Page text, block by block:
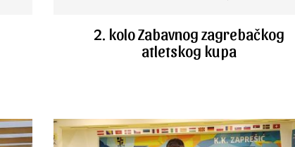
2. kolo Zabavnog zagrebačkog
atletskog kupa